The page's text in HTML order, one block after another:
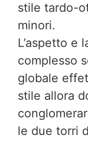
stile tardo-
minori.
L’aspetto e
complesso
globale
stile allora
le due torri